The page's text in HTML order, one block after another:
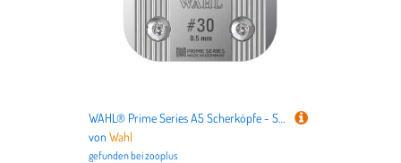
WAHL® Prime Series A5 Scherköpfe - Scherkopf Nr. 30 (Länge 0,5 mm)
vonWahl
gefunden beizooplus